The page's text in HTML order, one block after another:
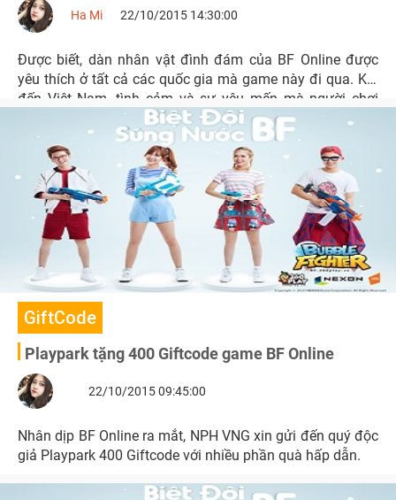
Ha Mi 22/10/2015 14:30:00
Được biết, dàn nhân vật đình đám của BF Online được
yêu thích ở tất cả các quốc gia mà game này đi qua. Khi
đến Việt Nam, tình cảm và sự yêu mến mà người chơi
dành cho 13 nhân vật đậm chất chibi này chắc chắn
cũng không hề thua kém.
GiftCode
Playpark tặng 400 Giftcode game BF Online
22/10/2015 09:45:00
Nhân dịp BF Online ra mắt, NPH VNG xin gửi đến quý độc
giả Playpark 400 Giftcode với nhiều phần quà hấp dẫn.